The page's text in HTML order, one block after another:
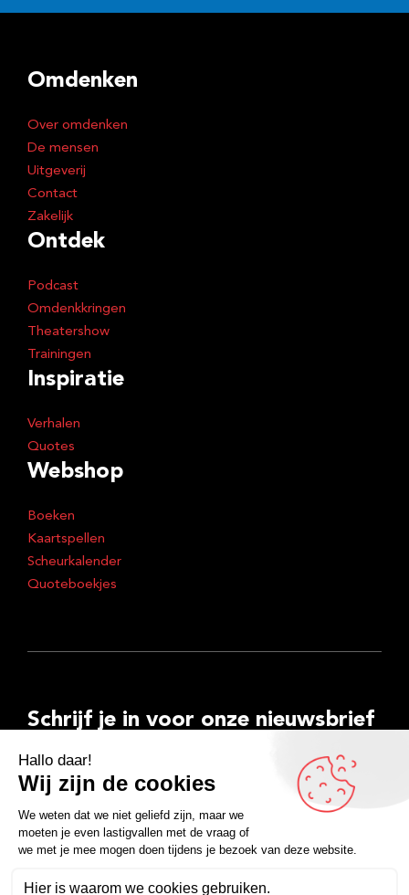
r
s
Omdenken
Over omdenken
De mensen
Uitgeverij
Contact
Zakelijk
Ontdek
Podcast
Omdenkkringen
Theatershow
Trainingen
Inspiratie
Verhalen
Quotes
Webshop
Boeken
Kaartspellen
Scheurkalender
Quoteboekjes
Schrijf je in voor onze nieuwsbrief
E-
mailadres
Inschrijven
FacebookInstagramLinkedInYouTubeSpotify